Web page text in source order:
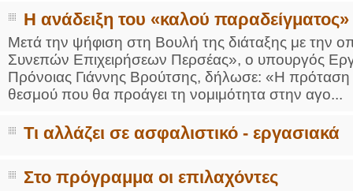
Η ανάδειξη του «καλού παραδείγματος»
Μετά την ψήφιση στη Βουλή της διάταξης με την
Συνεπών Επιχειρήσεων Περσέας», ο υπουργός
Πρόνοιας Γιάννης Βρούτσης, δήλωσε: «Η
θεσμού που θα προάγει τη νομιμότητα στην αγο...
Τι αλλάζει σε ασφαλιστικό - εργασιακά
Στο πρόγραμμα οι επιλαχόντες